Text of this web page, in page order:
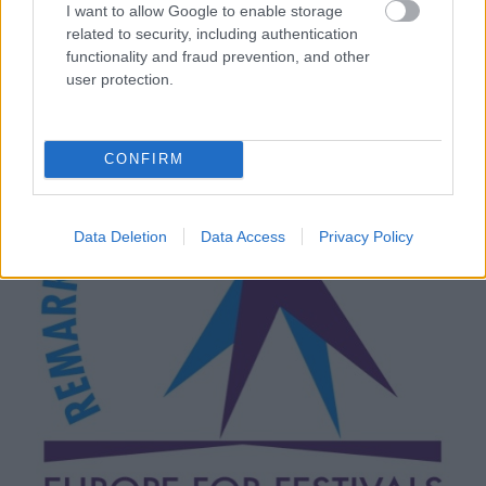
I want to allow Google to enable storage
related to security, including authentication
functionality and fraud prevention, and other
user protection.
CONFIRM
Data Deletion Data Access Privacy Policy